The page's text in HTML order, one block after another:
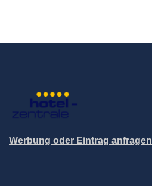
Werbung oder Eintrag anfragen